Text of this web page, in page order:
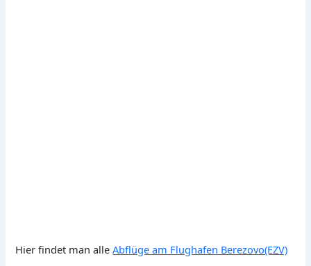
Hier findet man alleAbflüge am Flughafen Berezovo(EZV)